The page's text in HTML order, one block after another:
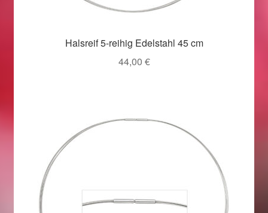
Weihnachtsangebote 2018
Weihnachtsangebote 2019
Widerrufsrecht
Woocommerce Predictive Search
Halsreif 5-reihig Edelstahl 45 cm
44,00 €